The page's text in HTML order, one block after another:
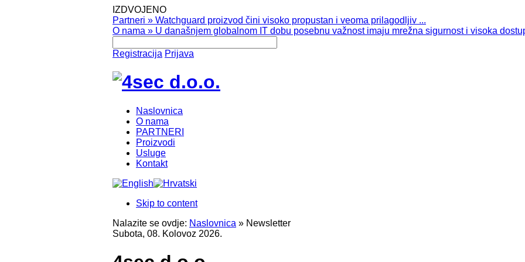
IZDVOJENO
Partneri » Watchguard proizvod čini visoko propustan i veoma prilagodljiv ...
O nama » U današnjem globalnom IT dobu posebnu važnost imaju mrežna sigurnost i visoka
Registracija Prijava
Naslovnica
O nama
PARTNERI
Proizvodi
Usluge
Kontakt
Skip to content
Nalazite se ovdje: Naslovnica » Newsletter
Subota, 08. Kolovoz 2026.